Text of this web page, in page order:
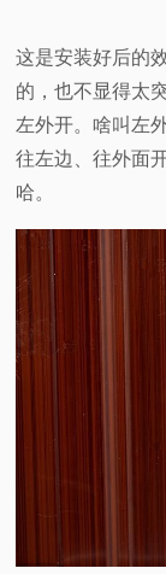
这是安装好后的
的，也不显得太
左外开。啥叫左
往左边、往外面
哈。